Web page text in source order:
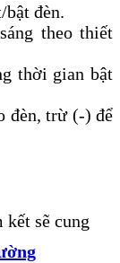
đèn.
theo thiết
thời gian bật
đèn, trừ (-) để
kết sẽ cung